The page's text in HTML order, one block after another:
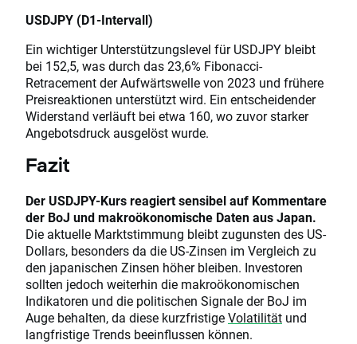
USDJPY (D1-Intervall)
Ein wichtiger Unterstützungslevel für USDJPY bleibt
bei 152,5, was durch das 23,6% Fibonacci-
Retracement der Aufwärtswelle von 2023 und frühere
Preisreaktionen unterstützt wird. Ein entscheidender
Widerstand verläuft bei etwa 160, wo zuvor starker
Angebotsdruck ausgelöst wurde.
Fazit
Der USDJPY-Kurs reagiert sensibel auf Kommentare
der BoJ und makroökonomische Daten aus Japan.
Die aktuelle Marktstimmung bleibt zugunsten des US-
Dollars, besonders da die US-Zinsen im Vergleich zu
den japanischen Zinsen höher bleiben. Investoren
sollten jedoch weiterhin die makroökonomischen
Indikatoren und die politischen Signale der BoJ im
Auge behalten, da diese kurzfristigeVolatilität und
langfristige Trends beeinflussen können.